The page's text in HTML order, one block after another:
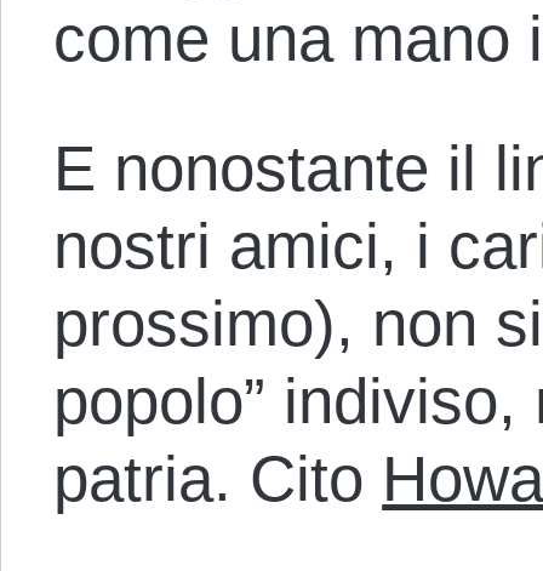
come una mano
E nonostante il
nostri amici, i
prossimo), non
popolo” indiviso,
patria. Cito